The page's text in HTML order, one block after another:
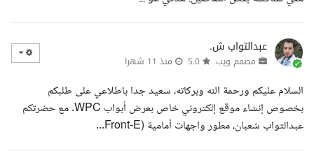
عبدالتواب ش.
مصمم ويب منذ 11 شهرا
السلام عليكم ورحمة الله وبركاته، سعيد جدا باطلاعي على طلبكم
بخصوص إنشاء موقع إلكتروني خاص بعرض أبواب WPC. مع حضرتكم
عبدالتواب شعبان، مطور واجهات أمامية (Front-E...